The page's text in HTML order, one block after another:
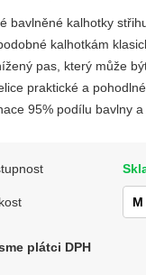
bavlněné kalhotky
kalhotkám
pas, který může
praktické a
95% podílu bavlny a
plátci DPH